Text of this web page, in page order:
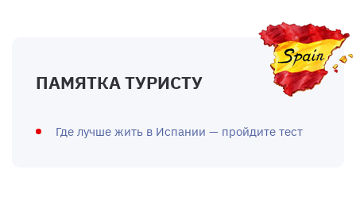
ПАМЯТКА ТУРИСТУ
Где лучше жить в Испании — пройдите тест